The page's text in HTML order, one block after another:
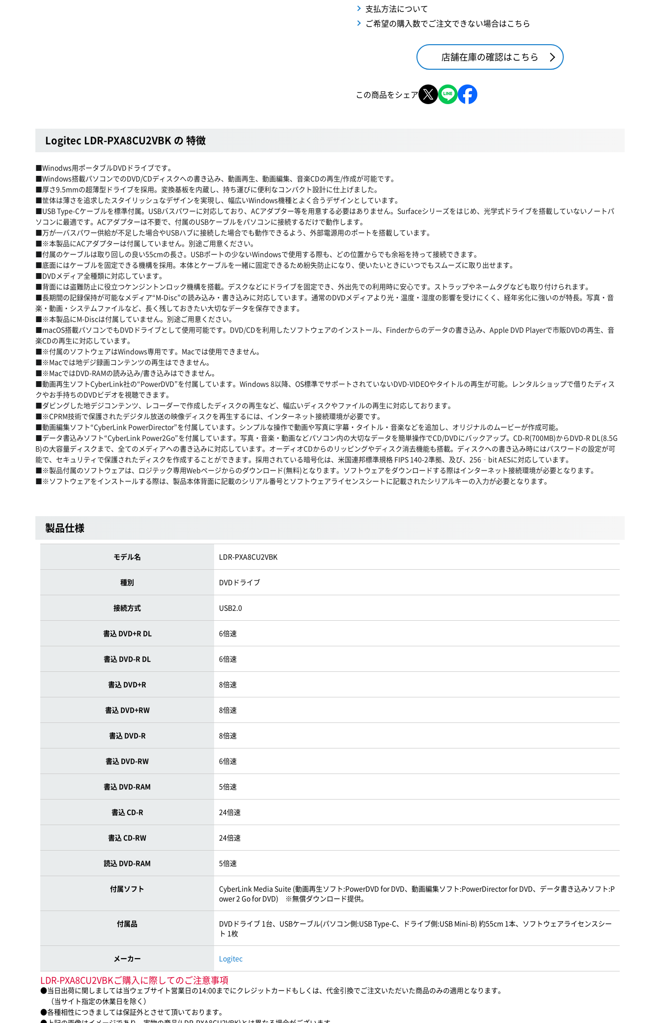
支払方法について
ご希望の購入数でご注文できない場合はこちら
店舗在庫の確認はこちら
この商品をシェア
Logitec LDR-PXA8CU2VBK の 特徴
■Winodws用ポータブルDVDドライブです。
■Windows搭載パソコンでのDVD/CDディスクへの書き込み、動画再生、動画編集、音楽CDの再生/作成が可能です。
■厚さ9.5mmの超薄型ドライブを採用。変換基板を内蔵し、持ち運びに便利なコンパクト設計に仕上げました。
■筐体は薄さを追求したスタイリッシュなデザインを実現し、幅広いWindows機種とよく合うデザインとしています。
■USB Type-Cケーブルを標準付属。USBバスパワーに対応しており、ACアダプター等を用意する必要はありません。Surfaceシリーズをはじめ、光学式ドライブを搭載していないノートパ
ソコンに最適です。ACアダプターは不要で、付属のUSBケーブルをパソコンに接続するだけで動作します。
■万が一バスパワー供給が不足した場合やUSBハブに接続した場合でも動作できるよう、外部電源用のポートを搭載しています。
■※本製品にACアダプターは付属していません。別途ご用意ください。
■付属のケーブルは取り回しの良い55cmの長さ。USBポートの少ないWindowsで使用する際も、どの位置からでも余裕を持って接続できます。
■底面にはケーブルを固定できる機構を採用。本体とケーブルを一緒に固定できるため紛失防止になり、使いたいときにいつでもスムーズに取り出せます。
■DVDメディア全種類に対応しています。
■背面には盗難防止に役立つケンジントンロック機構を搭載。デスクなどにドライブを固定でき、外出先での利用時に安心です。ストラップやネームタグなども取り付けられます。
■長期間の記録保持が可能なメディア“M-Disc”の読み込み・書き込みに対応しています。通常のDVDメディアより光・温度・湿度の影響を受けにくく、経年劣化に強いのが特長。写真・音
楽・動画・システムファイルなど、長く残しておきたい大切なデータを保存できます。
■※本製品にM-Discは付属していません。別途ご用意ください。
■macOS搭載パソコンでもDVDドライブとして使用可能です。DVD/CDを利用したソフトウェアのインストール、Finderからのデータの書き込み、Apple DVD Playerで市販DVDの再生、音
楽CDの再生に対応しています。
■※付属のソフトウェアはWindows専用です。Macでは使用できません。
■※Macでは地デジ録画コンテンツの再生はできません。
■※MacではDVD-RAMの読み込み/書き込みはできません。
■動画再生ソフトCyberLink社の“PowerDVD”を付属しています。Windows 8以降、OS標準でサポートされていないDVD-VIDEOやタイトルの再生が可能。レンタルショップで借りたディス
クやお手持ちのDVDビデオを視聴できます。
■ダビングした地デジコンテンツ、レコーダーで作成したディスクの再生など、幅広いディスクやファイルの再生に対応しております。
■※CPRM技術で保護されたデジタル放送の映像ディスクを再生するには、インターネット接続環境が必要です。
■動画編集ソフト“CyberLink PowerDirector”を付属しています。シンプルな操作で動画や写真に字幕・タイトル・音楽などを追加し、オリジナルのムービーが作成可能。
■データ書込みソフト“CyberLink Power2Go”を付属しています。写真・音楽・動画などパソコン内の大切なデータを簡単操作でCD/DVDにバックアップ。CD-R(700MB)からDVD-R DL(8.5G
B)の大容量ディスクまで、全てのメディアへの書き込みに対応しています。オーディオCDからのリッピングやディスク消去機能も搭載。ディスクへの書き込み時にはパスワードの設定が可
能で、セキュリティで保護されたディスクを作成することができます。採用されている暗号化は、米国連邦標準規格 FIPS 140-2準拠、及び、256‐bit AESに対応しています。
■※製品付属のソフトウェアは、ロジテック専用Webページからのダウンロード(無料)となります。ソフトウェアをダウンロードする際はインターネット接続環境が必要となります。
■※ソフトウェアをインストールする際は、製品本体背面に記載のシリアル番号とソフトウェアライセンスシートに記載されたシリアルキーの入力が必要となります。
製品仕様
モデル名 LDR-PXA8CU2VBK
種別 DVDドライブ
接続方式 USB2.0
書込 DVD+R DL 6倍速
書込 DVD-R DL 6倍速
書込 DVD+R 8倍速
書込 DVD+RW 8倍速
書込 DVD-R 8倍速
書込 DVD-RW 6倍速
書込 DVD-RAM 5倍速
書込 CD-R 24倍速
書込 CD-RW 24倍速
読込 DVD-RAM 5倍速
付属ソフト
CyberLink Media Suite (動画再生ソフト:PowerDVD for DVD、動画編集ソフト:PowerDirector for DVD、データ書き込みソフト:P
ower 2 Go for DVD) ※無償ダウンロード提供。
付属品
DVDドライブ 1台、USBケーブル(パソコン側:USB Type-C、ドライブ側:USB Mini-B) 約55cm 1本、ソフトウェアライセンスシー
ト 1枚
メーカー Logitec
LDR-PXA8CU2VBKご購入に際してのご注意事項
●当日出荷に関しましては当ウェブサイト営業日の14:00までにクレジットカードもしくは、代金引換でご注文いただいた商品のみの適用となります。
（当サイト指定の休業日を除く）
●各種相性につきましては保証外とさせて頂いております。